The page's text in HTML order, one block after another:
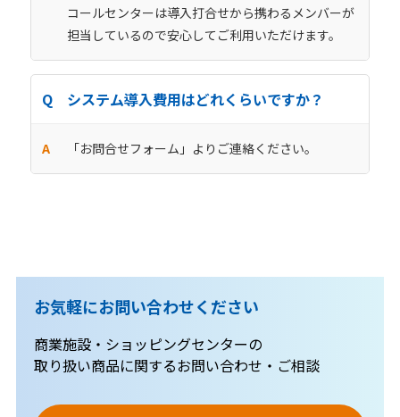
コールセンターは導入打合せから携わるメンバーが
担当しているので安心してご利用いただけます。
システム導入費用はどれくらいですか？
「お問合せフォーム」よりご連絡ください。
お気軽にお問い合わせください
商業施設・ショッピングセンターの
取り扱い商品に関するお問い合わせ・ご相談